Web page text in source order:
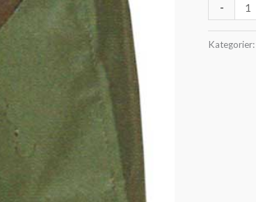
-
Kategorier: